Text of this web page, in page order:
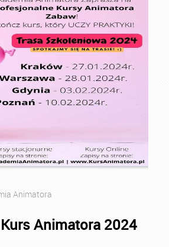
Animatora
Animatora 2024